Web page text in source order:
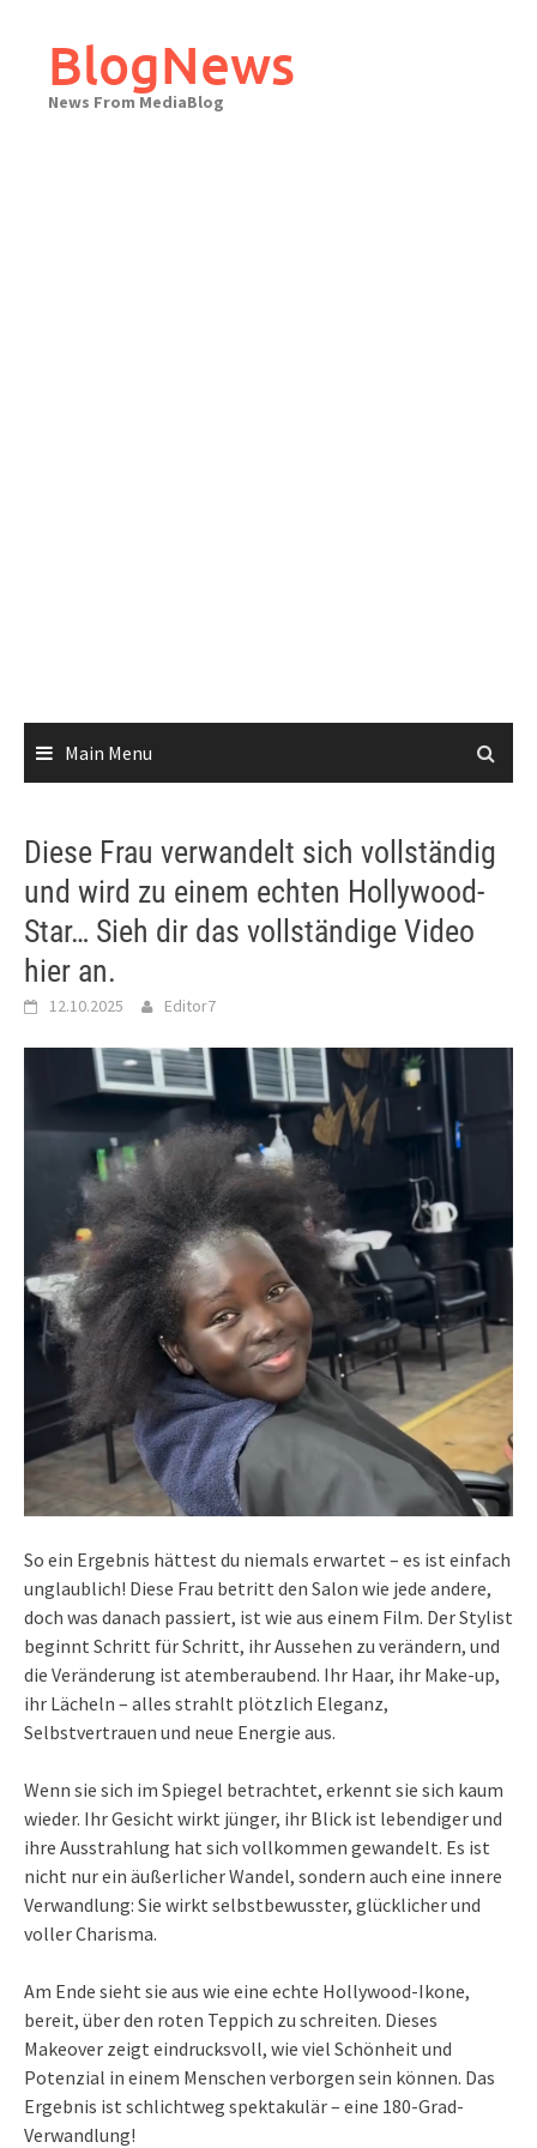
contentBlogNews
News From MediaBlog
Main Menu
Diese Frau verwandelt sich vollständig
und wird zu einem echten Hollywood-
Star… Sieh dir das vollständige Video
hier an.
12.10.2025 Editor7
So ein Ergebnis hättest du niemals erwartet – es ist einfach
unglaublich! Diese Frau betritt den Salon wie jede andere,
doch was danach passiert, ist wie aus einem Film. Der Stylist
beginnt Schritt für Schritt, ihr Aussehen zu verändern, und
die Veränderung ist atemberaubend. Ihr Haar, ihr Make-up,
ihr Lächeln – alles strahlt plötzlich Eleganz,
Selbstvertrauen und neue Energie aus.
Wenn sie sich im Spiegel betrachtet, erkennt sie sich kaum
wieder. Ihr Gesicht wirkt jünger, ihr Blick ist lebendiger und
ihre Ausstrahlung hat sich vollkommen gewandelt. Es ist
nicht nur ein äußerlicher Wandel, sondern auch eine innere
Verwandlung: Sie wirkt selbstbewusster, glücklicher und
voller Charisma.
Am Ende sieht sie aus wie eine echte Hollywood-Ikone,
bereit, über den roten Teppich zu schreiten. Dieses
Makeover zeigt eindrucksvoll, wie viel Schönheit und
Potenzial in einem Menschen verborgen sein können. Das
Ergebnis ist schlichtweg spektakulär – eine 180-Grad-
Verwandlung!